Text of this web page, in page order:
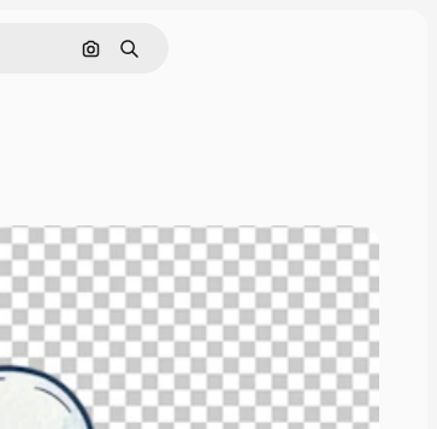
Поиск по изображению
Поиск